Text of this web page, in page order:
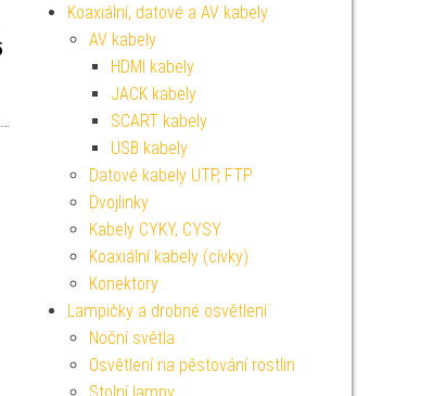
Koaxiální, datové a AV kabely
AV kabely
HDMI kabely
JACK kabely
SCART kabely
USB kabely
Datové kabely UTP, FTP
Dvojlinky
Kabely CYKY, CYSY
Koaxiální kabely (cívky)
Konektory
Lampičky a drobné osvětlení
Noční světla
Osvětlení na pěstování rostlin